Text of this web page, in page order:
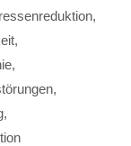
,
,
,
,
,